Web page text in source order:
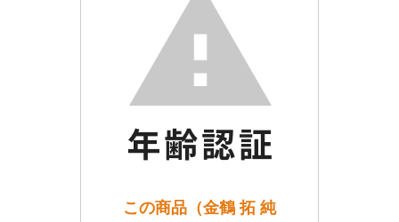
この商品（金鶴 拓 純